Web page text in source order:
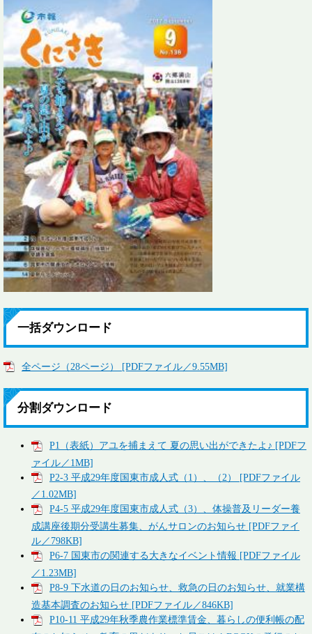
一括ダウンロード
全ページ（28ページ） [PDFファイル／9.55MB]
分割ダウンロード
P1（表紙）アユを捕まえて 夏の思い出ができたよ♪ [PDFフ
ァイル／1MB]
P2-3 平成29年度国東市成人式（1）、（2） [PDFファイル
／1.02MB]
P4-5 平成29年度国東市成人式（3）、体操普及リーダー養
成講座後期分受講生募集、がんサロンのお知らせ [PDFファイ
ル／798KB]
P6-7 国東市の関連する大きなイベント情報 [PDFファイル
／1.23MB]
P8-9 下水道の日のお知らせ、救急の日のお知らせ、就業構
造基本調査のお知らせ [PDFファイル／846KB]
P10-11 平成29年秋季農作業標準賃金、暮らしの便利帳の配